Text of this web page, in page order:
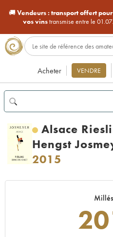
🚚Vendeurs : transport offert
vos vinstransmise entre le
Acheter VENDRE
Alsace
Hengst
2015